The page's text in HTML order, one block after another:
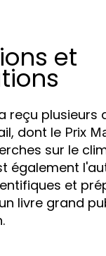
et
reçu plusieurs
dont le Prix
sur le
également
et
livre grand